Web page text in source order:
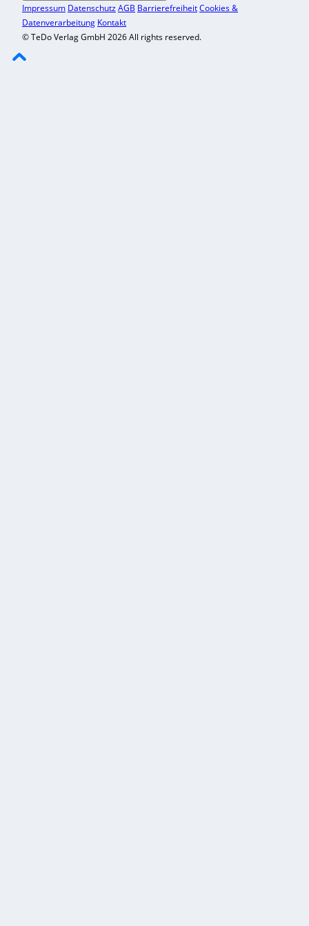
Impressum DatenschutzAGB BarrierefreiheitCookies &
Datenverarbeitung Kontakt
© TeDo Verlag GmbH 2026 All rights reserved.